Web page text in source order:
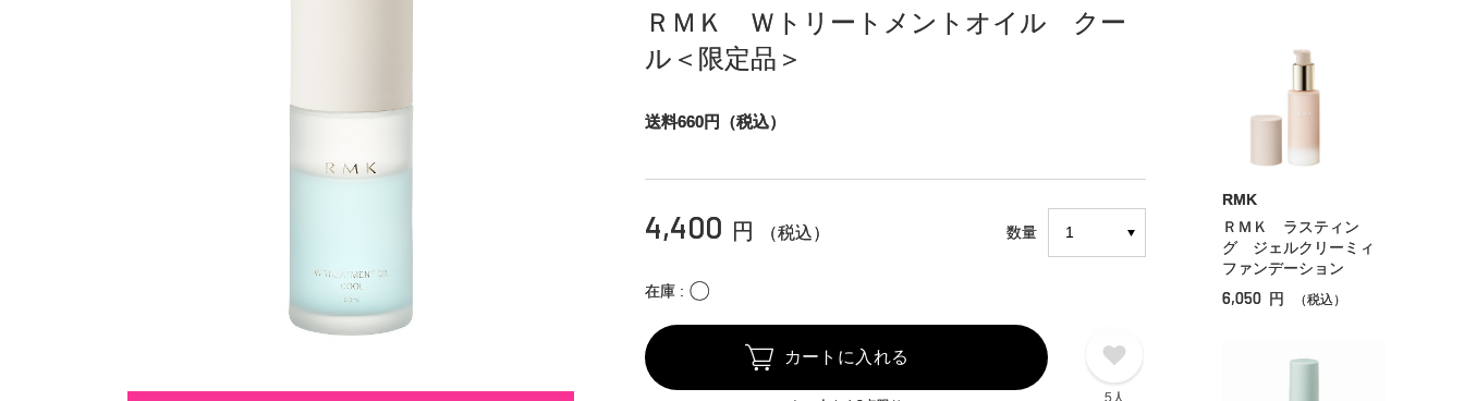
ＲＭＫ Ｗトリートメントオイル クー
ル＜限定品＞
送料660円（税込）
4,400 円 （税込） 数量
在庫 〇
カートに入れる
5人
RMK
ＲＭＫ ラスティン
グ ジェルクリーミィ
ファンデーション
6,050 円 （税込）